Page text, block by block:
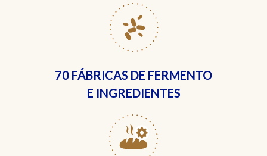
70 FÁBRICAS DE FERMENTO
E INGREDIENTES